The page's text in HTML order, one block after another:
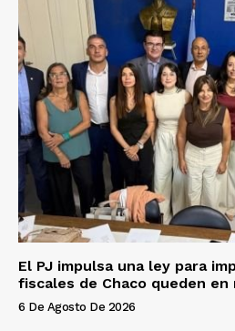
El PJ impulsa una ley para
fiscales de Chaco queden
6 De Agosto De 2026